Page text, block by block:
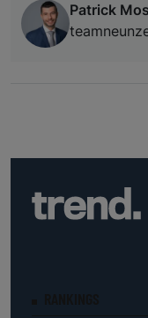
Patrick